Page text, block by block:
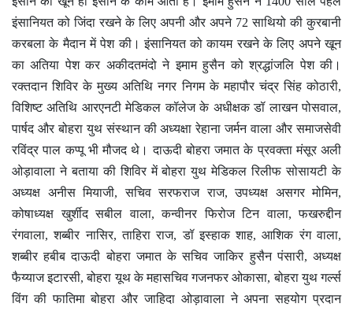
इंसानियत को जिंदा रखने के लिए अपनी और अपने 72 साथियो की कुरबानी
करबला के मैदान में पेश की। इंसानियत को कायम रखने के लिए अपने खून
का अतिया पेश कर अकीदतमंदो ने इमाम हुसैन को श्रद्धांजलि पेश की।
रक्तदान शिविर के मुख्य अतिथि नगर निगम के महापौर चंद्र सिंह कोठारी,
विशिष्ट अतिथि आरएनटी मेडिकल कॉलेज के अधीक्षक डॉ लाखन पोसवाल,
पार्षद और बोहरा युथ संस्थान की अध्यक्षा रेहाना जर्मन वाला और समाजसेवी
रविंद्र पाल कप्पू भी मौजद थे। दाऊदी बोहरा जमात के प्रवक्ता मंसूर अली
ओड़ावाला ने बताया की शिविर में बोहरा युथ मेडिकल रिलीफ सोसायटी के
अध्यक्ष अनीस मियाजी, सचिव सरफराज राज, उपध्यक्ष असगर मोमिन,
कोषाध्यक्ष खुर्शीद सबील वाला, कन्वीनर फिरोज टिन वाला, फखरुद्दीन
रंगवाला, शब्बीर नासिर, ताहिरा राज, डॉ इस्हाक शाह, आशिक रंग वाला,
शब्बीर हबीब दाऊदी बोहरा जमात के सचिव जाकिर हुसैन पंसारी, अध्यक्ष
फैय्याज इटारसी, बोहरा यूथ के महासचिव गजनफर ओकासा, बोहरा युथ गर्ल्स
विंग की फातिमा बोहरा और जाहिदा ओड़ावाला ने अपना सहयोग प्रदान